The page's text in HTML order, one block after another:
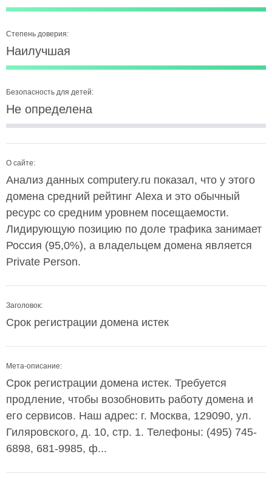
Степень доверия:
Наилучшая
Безопасность для детей:
Не определена
О сайте:
Анализ данных computery.ru показал, что у этого
домена средний рейтинг Alexa и это обычный
ресурс со средним уровнем посещаемости.
Лидирующую позицию по доле трафика занимает
Россия (95,0%), а владельцем домена является
Private Person.
Заголовок:
Срок регистрации домена истек
Мета-описание:
Срок регистрации домена истек. Требуется
продление, чтобы возобновить работу домена и
его сервисов. Наш адрес: г. Москва, 129090, ул.
Гиляровского, д. 10, стр. 1. Телефоны: (495) 745-
6898, 681-9985, ф...